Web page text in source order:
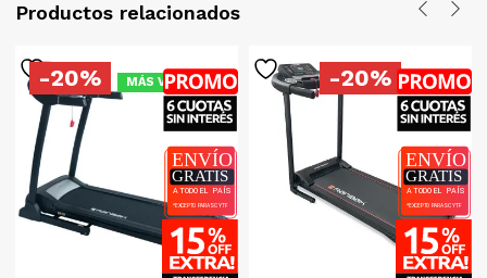
Productos relacionados
-20% MÁS VENDIDO -20%